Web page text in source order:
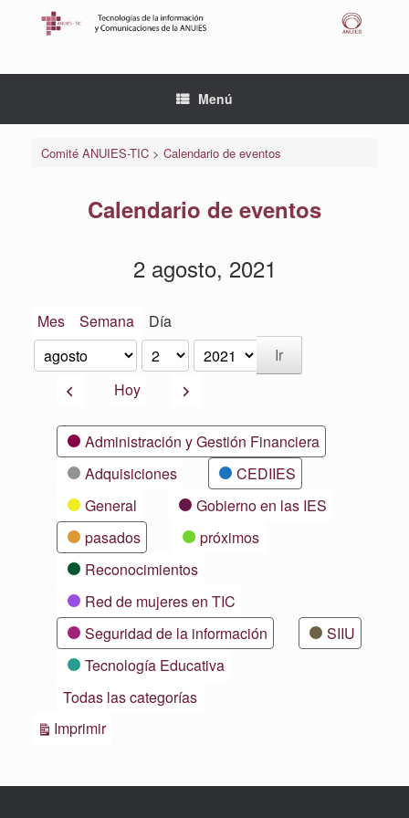
Menú
Comité ANUIES-TIC> Calendario de eventos
Calendario de eventos
2 agosto, 2021
Mes Semana Día
Mes
Día
Año
AnteriorHoy Siguiente
CategoríasAdministración y Gestión Financiera
Adquisiciones
CEDIIES
General
Gobierno en las IES
pasados
próximos
Reconocimientos
Red de mujeres en TIC
Seguridad de la información
SIIU
Tecnología Educativa
Todas las categorías
ImprimirVistas